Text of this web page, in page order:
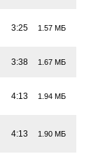
3:25 1.57 МБ
3:38 1.67 МБ
4:13 1.94 МБ
4:13 1.90 МБ